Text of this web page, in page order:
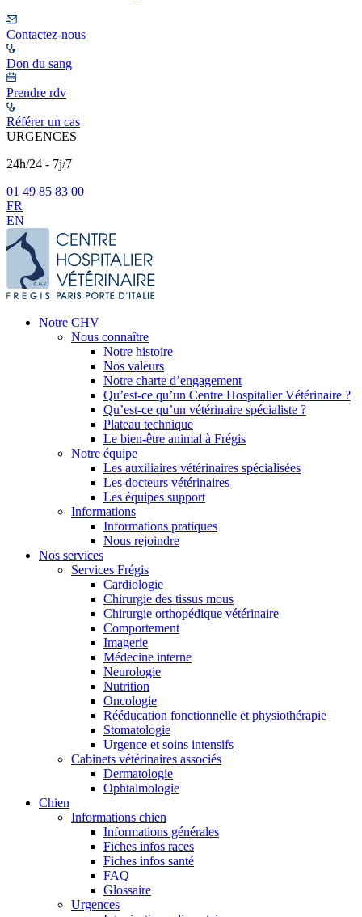
Contactez-nous
Don du sang
Prendre rdv
Référer un cas
URGENCES
24h/24 - 7j/7
01 49 85 83 00
FR
EN
Notre CHV
Nous connaître
Notre histoire
Nos valeurs
Notre charte d’engagement
Qu’est-ce qu’un Centre Hospitalier Vétérinaire ?
Qu’est-ce qu’un vétérinaire spécialiste ?
Plateau technique
Le bien-être animal à Frégis
Notre équipe
Les auxiliaires vétérinaires spécialisées
Les docteurs vétérinaires
Les équipes support
Informations
Informations pratiques
Nous rejoindre
Nos services
Services Frégis
Cardiologie
Chirurgie des tissus mous
Chirurgie orthopédique vétérinaire
Comportement
Imagerie
Médecine interne
Neurologie
Nutrition
Oncologie
Rééducation fonctionnelle et physiothérapie
Stomatologie
Urgence et soins intensifs
Cabinets vétérinaires associés
Dermatologie
Ophtalmologie
Chien
Informations chien
Informations générales
Fiches infos races
Fiches infos santé
FAQ
Glossaire
Urgences